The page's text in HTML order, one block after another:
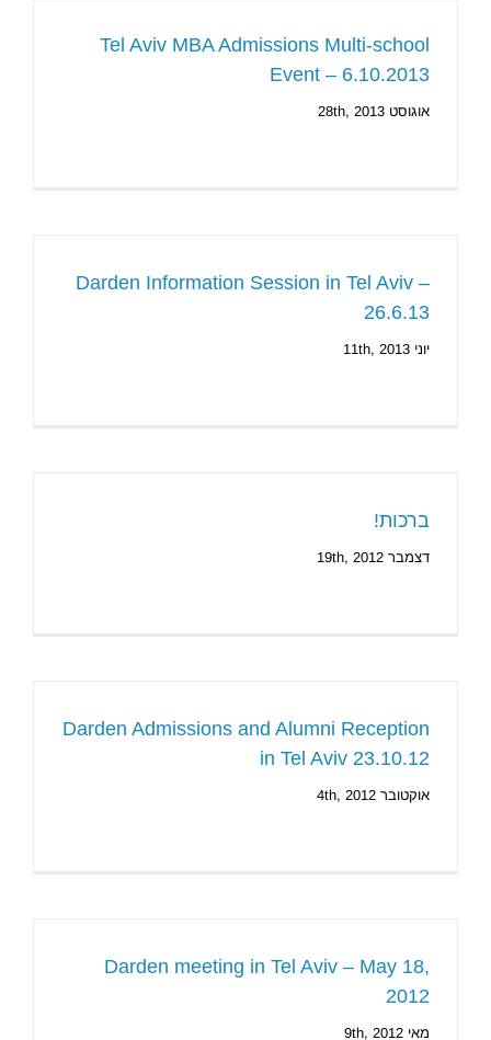
Tel Aviv MBA Admissions Multi-school
Event – 6.10.2013
אוגוסט 28th, 2013
Darden Information Session in Tel Aviv –
26.6.13
יוני 11th, 2013
ברכות!
דצמבר 19th, 2012
Darden Admissions and Alumni Reception
in Tel Aviv 23.10.12
אוקטובר 4th, 2012
Darden meeting in Tel Aviv – May 18,
2012
מאי 9th, 2012